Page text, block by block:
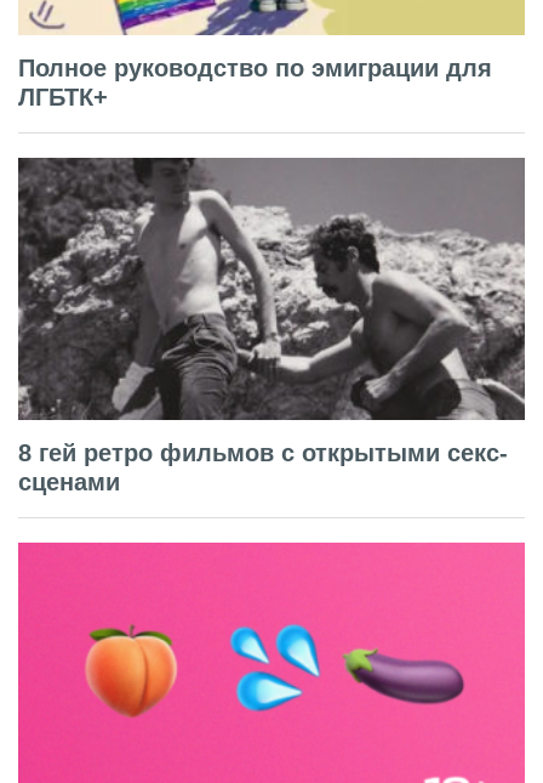
Полное руководство по эмиграции для
ЛГБТК+
8 гей ретро фильмов с открытыми секс-
сценами